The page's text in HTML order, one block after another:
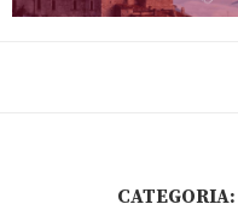
CATEGORIA: